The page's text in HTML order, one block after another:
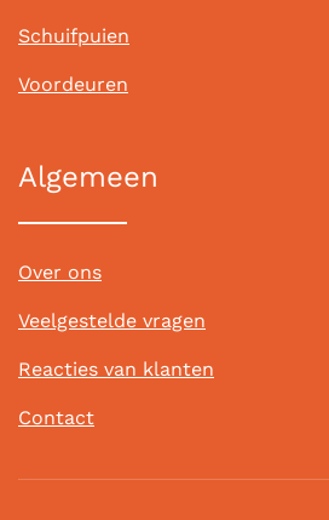
Schuifpuien
Voordeuren
Algemeen
Over ons
Veelgestelde vragen
Reacties van klanten
Contact